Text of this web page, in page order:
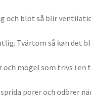
och blöt så blir
Tvärtom så kan det
och mögel som trivs i en
sprida porer och odörer